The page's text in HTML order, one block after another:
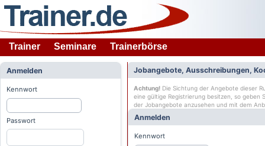
Trainer Seminare Trainerbörse
Anmelden
Kennwort
Passwort
Jobangebote, Ausschreibungen,
Achtung! Die Sichtung der Angebote dieser
eine gültige Registrierung besitzen, so geben
der Jobangebote anzusehen und mit dem
Anmelden
Kennwort